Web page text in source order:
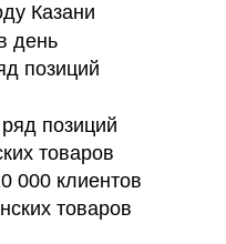
Казани
позиций
товаров
000 клиентов